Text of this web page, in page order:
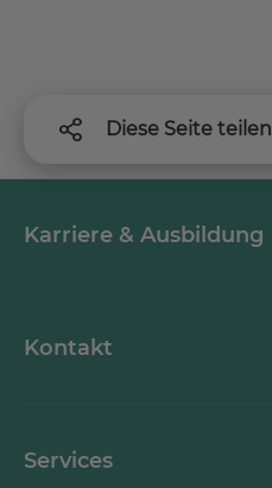
Diese Seite teilen
Karriere & Ausbildung
Kontakt
Services